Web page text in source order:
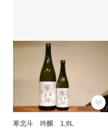
寒北斗 吟醸 1,8L